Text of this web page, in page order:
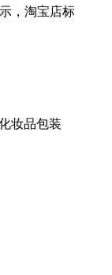
，淘宝店标
妆品包装